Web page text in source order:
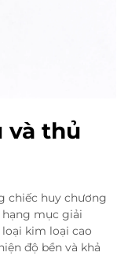
và thủ
chiếc huy chương
mục giải
kim loại cao
độ bền và khả